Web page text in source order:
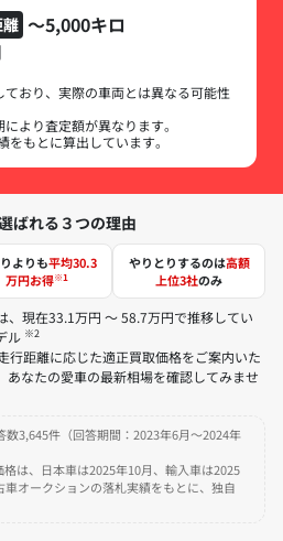
～5,000キロ
おり、実際の車両とは異なる可能性
より査定額が異なります。
もとに算出しています。
ばれる３つの理由
よりも平均30.3
万円お得※1
やりとりするのは高額
上位3社のみ
、現在33.1万円 ～ 58.7万円で推移してい
ル ※2
行距離に応じた適正買取価格をご案内いた
あなたの愛車の最新相場を確認してみませ
3,645件（回答期間：2023年6月～2024年
は、日本車は2025年10月、輸入車は2025
オークションの落札実績をもとに、独自